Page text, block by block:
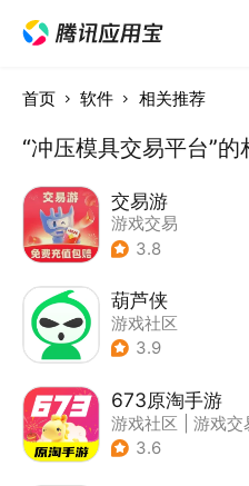
首页 软件 相关推荐
“冲压模具交易平台”
交易游
游戏交易
3.8
葫芦侠
游戏社区
3.9
673原淘手游
游戏社区
游戏交
3.6